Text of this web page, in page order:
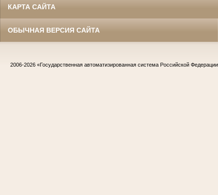
КАРТА САЙТА
ОБЫЧНАЯ ВЕРСИЯ САЙТА
2006-2026 «Государственная автоматизированная система Российской